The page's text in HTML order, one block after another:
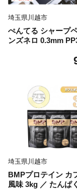
埼玉県川越市
ぺんてる シャープ
ンズネロ 0.3mm
埼玉県川越市
BMPプロテイン カフェオレ
風味 3kg ／ たんぱ